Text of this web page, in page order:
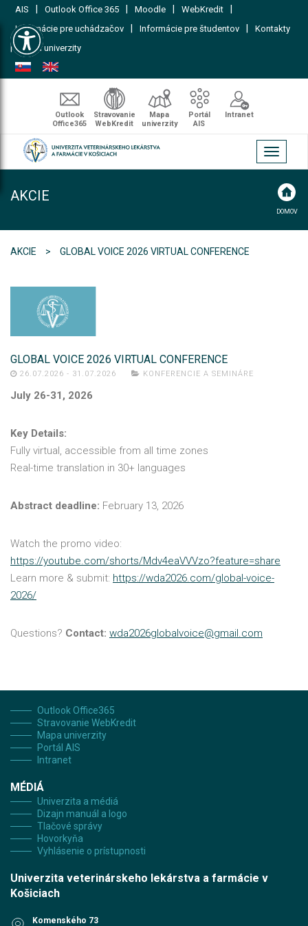
Open toolbar
AIS Outlook Office 365 Moodle WebKredit
Informácie pre uchádzačov Informácie pre študentov Kontakty
| Mapa univerzity
Outlook
Office365
Stravovanie
WebKredit
Mapa
univerzity
Portál
AIS
Intranet
Toggle
AKCIE
DOMOV
AKCIE GLOBAL VOICE 2026 VIRTUAL CONFERENCE
GLOBAL VOICE 2026 VIRTUAL CONFERENCE
26.07.2026 - 31.07.2026 KONFERENCIE A SEMINÁRE
July 26-31, 2026
Key Details:
Fully virtual, accessible from all time zones
Real-time translation in 30+ languages
Abstract deadline: February 13, 2026
Watch the promo video:
https://youtube.com/shorts/Mdv4eaVVVzo?feature=share
Learn more & submit: https://wda2026.com/global-voice-
2026/
Questions? Contact: wda2026globalvoice@gmail.com
Outlook Office365
Stravovanie WebKredit
Mapa univerzity
Portál AIS
Intranet
MÉDIÁ
Univerzita a médiá
Dizajn manuál a logo
Tlačové správy
Hovorkyňa
Vyhlásenie o prístupnosti
Univerzita veterinárskeho lekárstva a farmácie v
Košiciach
Komenského 73